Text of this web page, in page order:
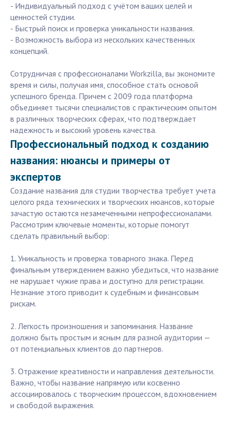
- Индивидуальный подход с учётом ваших целей и
ценностей студии.
- Быстрый поиск и проверка уникальности названия.
- Возможность выбора из нескольких качественных
концепций.
Сотрудничая с профессионалами Workzilla, вы экономите
время и силы, получая имя, способное стать основой
успешного бренда. Причем с 2009 года платформа
объединяет тысячи специалистов с практическим опытом
в различных творческих сферах, что подтверждает
надежность и высокий уровень качества.
Профессиональный подход к созданию
названия: нюансы и примеры от
экспертов
Создание названия для студии творчества требует учета
целого ряда технических и творческих нюансов, которые
зачастую остаются незамеченными непрофессионалами.
Рассмотрим ключевые моменты, которые помогут
сделать правильный выбор:
1. Уникальность и проверка товарного знака. Перед
финальным утверждением важно убедиться, что название
не нарушает чужие права и доступно для регистрации.
Незнание этого приводит к судебным и финансовым
рискам.
2. Легкость произношения и запоминания. Название
должно быть простым и ясным для разной аудитории —
от потенциальных клиентов до партнеров.
3. Отражение креативности и направления деятельности.
Важно, чтобы название напрямую или косвенно
ассоциировалось с творческим процессом, вдохновением
и свободой выражения.